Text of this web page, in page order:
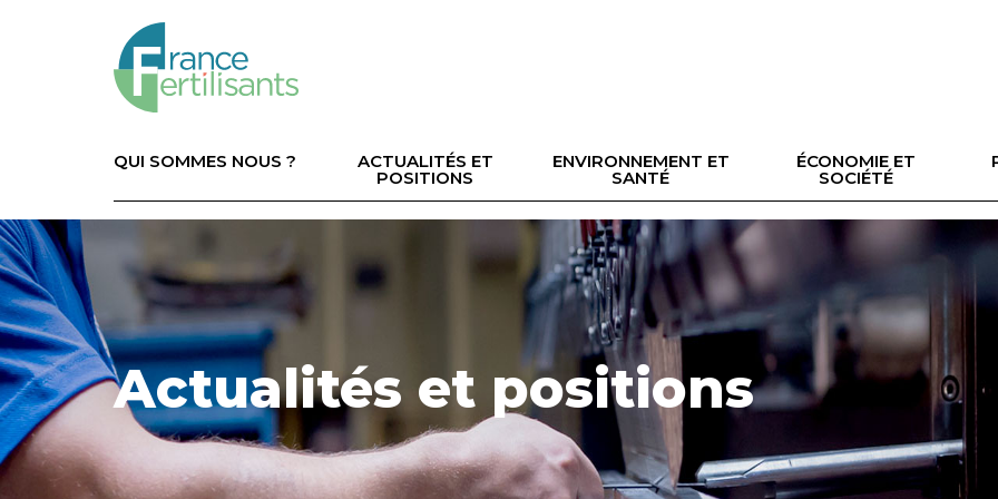
principale
QUI SOMMES NOUS ? ACTUALITÉS ET
POSITIONS
ENVIRONNEMENT ET
SANTÉ
ÉCONOMIE ET
SOCIÉTÉ
Image
Actualités et positions